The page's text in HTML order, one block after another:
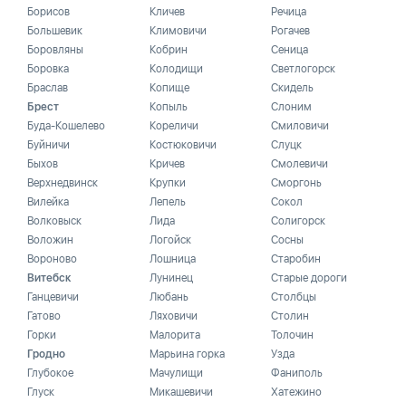
Борисов
Большевик
Боровляны
Боровка
Браслав
Брест
Буда-Кошелево
Буйничи
Быхов
Верхнедвинск
Вилейка
Волковыск
Воложин
Вороново
Витебск
Ганцевичи
Гатово
Горки
Гродно
Глубокое
Глуск
Кличев
Климовичи
Кобрин
Колодищи
Копище
Копыль
Кореличи
Костюковичи
Кричев
Крупки
Лепель
Лида
Логойск
Лошница
Лунинец
Любань
Ляховичи
Малорита
Марьина горка
Мачулищи
Микашевичи
Речица
Рогачев
Сеница
Светлогорск
Скидель
Слоним
Смиловичи
Слуцк
Смолевичи
Сморгонь
Сокол
Солигорск
Сосны
Старобин
Старые дороги
Столбцы
Столин
Толочин
Узда
Фаниполь
Хатежино